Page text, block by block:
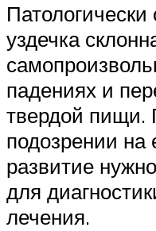
уздечка
падениях и
твердой пищи.
подозрении на
развитие
для
лечения.